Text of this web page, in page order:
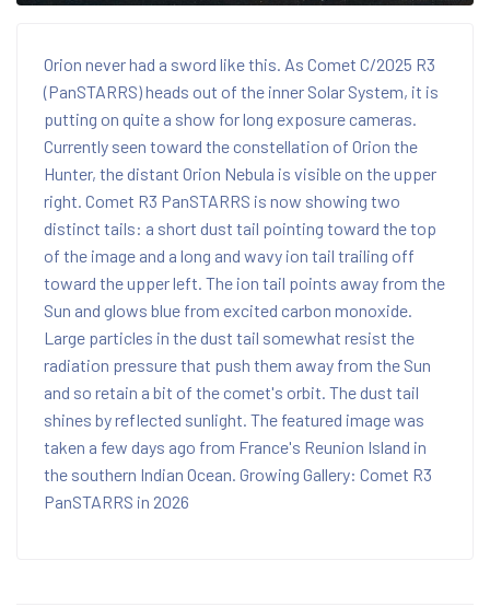
Orion never had a sword like this. As Comet C/2025 R3
(PanSTARRS) heads out of the inner Solar System, it is
putting on quite a show for long exposure cameras.
Currently seen toward the constellation of Orion the
Hunter, the distant Orion Nebula is visible on the upper
right. Comet R3 PanSTARRS is now showing two
distinct tails: a short dust tail pointing toward the top
of the image and a long and wavy ion tail trailing off
toward the upper left. The ion tail points away from the
Sun and glows blue from excited carbon monoxide.
Large particles in the dust tail somewhat resist the
radiation pressure that push them away from the Sun
and so retain a bit of the comet's orbit. The dust tail
shines by reflected sunlight. The featured image was
taken a few days ago from France's Reunion Island in
the southern Indian Ocean. Growing Gallery: Comet R3
PanSTARRS in 2026